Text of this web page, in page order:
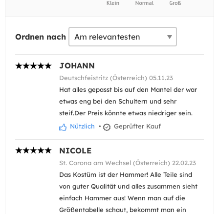
Ordnen nach
JOHANN
Deutschfeistritz (Österreich) 05.11.23
Hat alles gepasst bis auf den Mantel der war
etwas eng bei den Schultern und sehr
steif.Der Preis könnte etwas niedriger sein.
Nützlich • Geprüfter Kauf
NICOLE
St. Corona am Wechsel (Österreich) 22.02.23
Das Kostüm ist der Hammer! Alle Teile sind
von guter Qualität und alles zusammen sieht
einfach Hammer aus! Wenn man auf die
Größentabelle schaut, bekommt man ein